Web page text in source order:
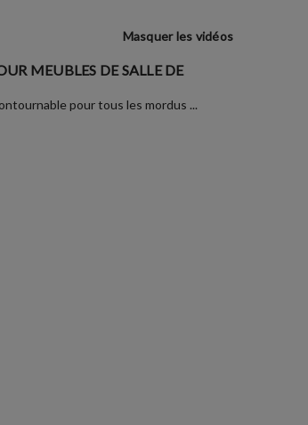
Masquer les vidéos
MEUBLES DE SALLE DE
pour tous les mordus ...